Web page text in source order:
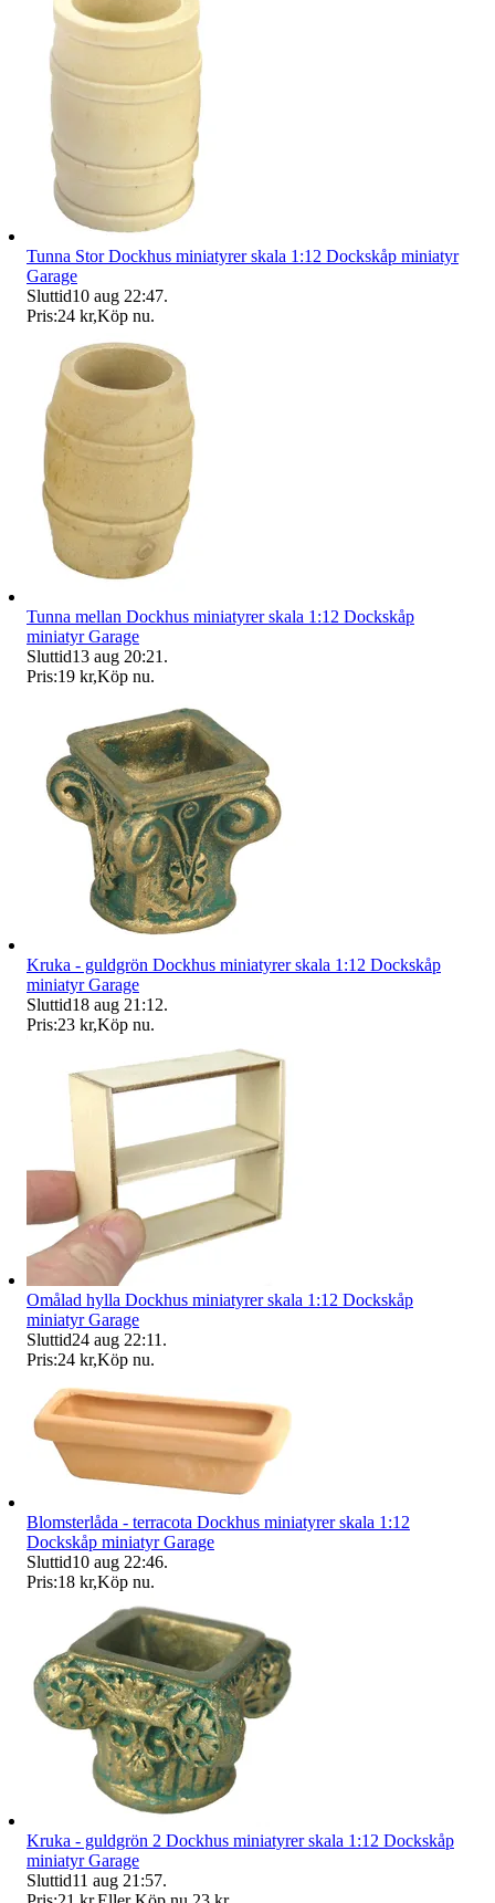
Tunna Stor Dockhus miniatyrer skala 1:12 Dockskåp miniatyr
Garage
Sluttid10 aug 22:47.
Pris:24 kr,Köp nu.
Tunna mellan Dockhus miniatyrer skala 1:12 Dockskåp
miniatyr Garage
Sluttid13 aug 20:21 .
Pris:19 kr,Köp nu.
Kruka - guldgrön Dockhus miniatyrer skala 1:12 Dockskåp
miniatyr Garage
Sluttid18 aug 21:12.
Pris:23 kr,Köp nu.
Omålad hylla Dockhus miniatyrer skala 1:12 Dockskåp
miniatyr Garage
Sluttid24 aug 22:11 .
Pris:24 kr,Köp nu.
Blomsterlåda - terracota Dockhus miniatyrer skala 1:12
Dockskåp miniatyr Garage
Sluttid10 aug 22:46.
Pris:18 kr,Köp nu.
Kruka - guldgrön 2 Dockhus miniatyrer skala 1:12 Dockskåp
miniatyr Garage
Sluttid11 aug 21:57.